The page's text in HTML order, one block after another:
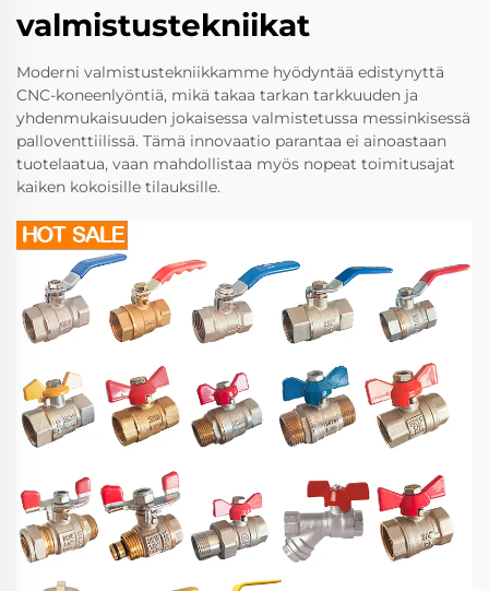
valmistustekniikat
Moderni valmistustekniikkamme hyödyntää edistynyttä
CNC-koneenlyöntiä, mikä takaa tarkan tarkkuuden ja
yhdenmukaisuuden jokaisessa valmistetussa messinkisessä
palloventtiilissä. Tämä innovaatio parantaa ei ainoastaan
tuotelaatua, vaan mahdollistaa myös nopeat toimitusajat
kaiken kokoisille tilauksille.